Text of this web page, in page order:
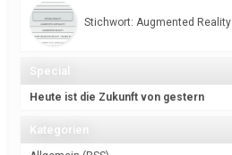
Stichwort: Augmented Reality
Special
Heute ist die Zukunft von gestern
Kategorien